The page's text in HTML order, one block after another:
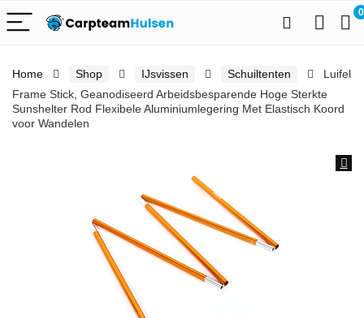
0
Home Shop IJsvissen Schuiltenten
Luifel
Frame Stick, Geanodiseerd Arbeidsbesparende Hoge Sterkte
Sunshelter Rod Flexibele Aluminiumlegering Met Elastisch Koord
voor Wandelen